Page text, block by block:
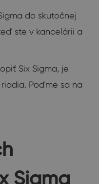
do skutočnej
ste v kancelárii a
Six Sigma, je
Poďme sa na
Sigma